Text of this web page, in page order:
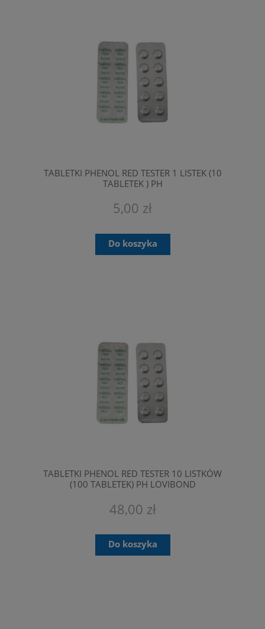
TABLETKI PHENOL RED TESTER 1 LISTEK (10
TABLETEK ) PH
5,00 zł
Do koszyka
TABLETKI PHENOL RED TESTER 10 LISTKÓW
(100 TABLETEK) PH LOVIBOND
48,00 zł
Do koszyka